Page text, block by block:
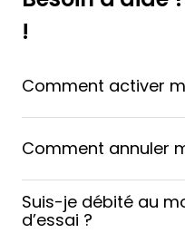
!
Comment activer
Comment annuler
Suis-je débité au
d’essai ?